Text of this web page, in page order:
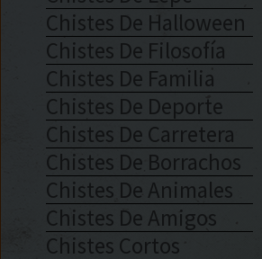
Chistes De Halloween
Chistes De Filosofía
Chistes De Familia
Chistes De Deporte
Chistes De Carretera
Chistes De Borrachos
Chistes De Animales
Chistes De Amigos
Chistes Cortos